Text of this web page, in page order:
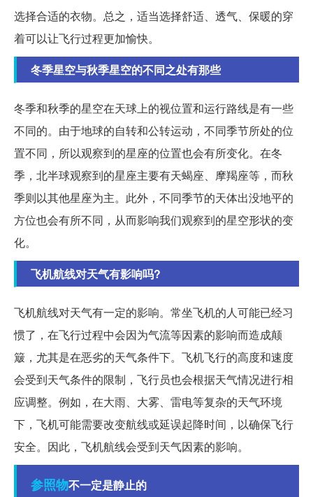
选择合适的衣物。总之，适当选择舒适、透气、保暖的穿
着可以让飞行过程更加愉快。
冬季星空与秋季星空的不同之处有那些
冬季和秋季的星空在天球上的视位置和运行路线是有一些
不同的。由于地球的自转和公转运动，不同季节所处的位
置不同，所以观察到的星座的位置也会有所变化。在冬
季，北半球观察到的星座主要有天蝎座、摩羯座等，而秋
季则以其他星座为主。此外，不同季节的天体出没地平的
方位也会有所不同，从而影响我们观察到的星空形状的变
化。
飞机航线对天气有影响吗?
飞机航线对天气有一定的影响。常坐飞机的人可能已经习
惯了，在飞行过程中会因为气流等因素的影响而造成颠
簸，尤其是在恶劣的天气条件下。飞机飞行的高度和速度
会受到天气条件的限制，飞行员也会根据天气情况进行相
应调整。例如，在大雨、大雾、雷电等复杂的天气环境
下，飞机可能需要改变航线或延误起降时间，以确保飞行
安全。因此，飞机航线会受到天气因素的影响。
参照物不一定是静止的